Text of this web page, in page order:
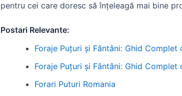
pentru cei care doresc să înțeleagă mai bine
Postari Relevante:
Foraje Puțuri și Fântâni: Ghid Complet
Foraje Puțuri și Fântâni: Ghid Complet
Forari Puturi Romania